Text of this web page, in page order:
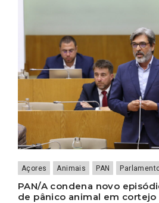
Açores Animais PAN
PAN/A condena novo
de pânico animal em